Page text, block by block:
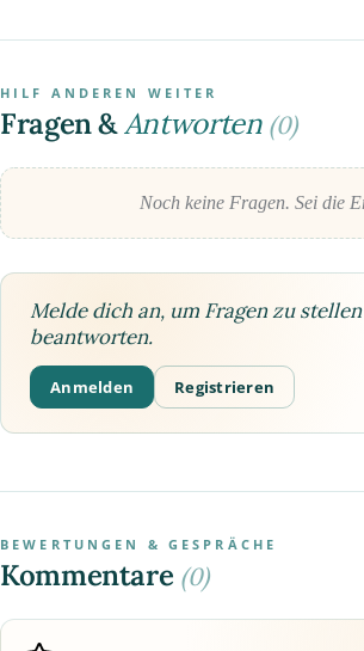
HILF ANDEREN WEITER
Fragen &Antworten (0)
Noch keine Fragen. Sei die
Melde dich an, um Fragen zu
beantworten.
Anmelden Registrieren
BEWERTUNGEN & GESPRÄCHE
Kommentare (0)